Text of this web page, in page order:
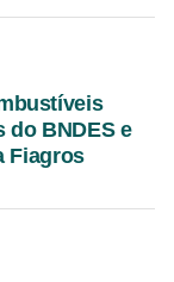
do BNDES e
Fiagros